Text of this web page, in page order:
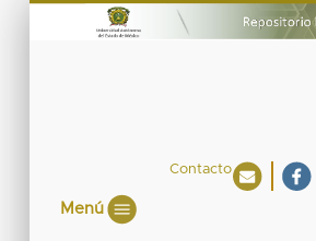
Contacto
Menú